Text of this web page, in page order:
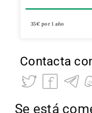
35€ por 1 año
Contacta
Se está